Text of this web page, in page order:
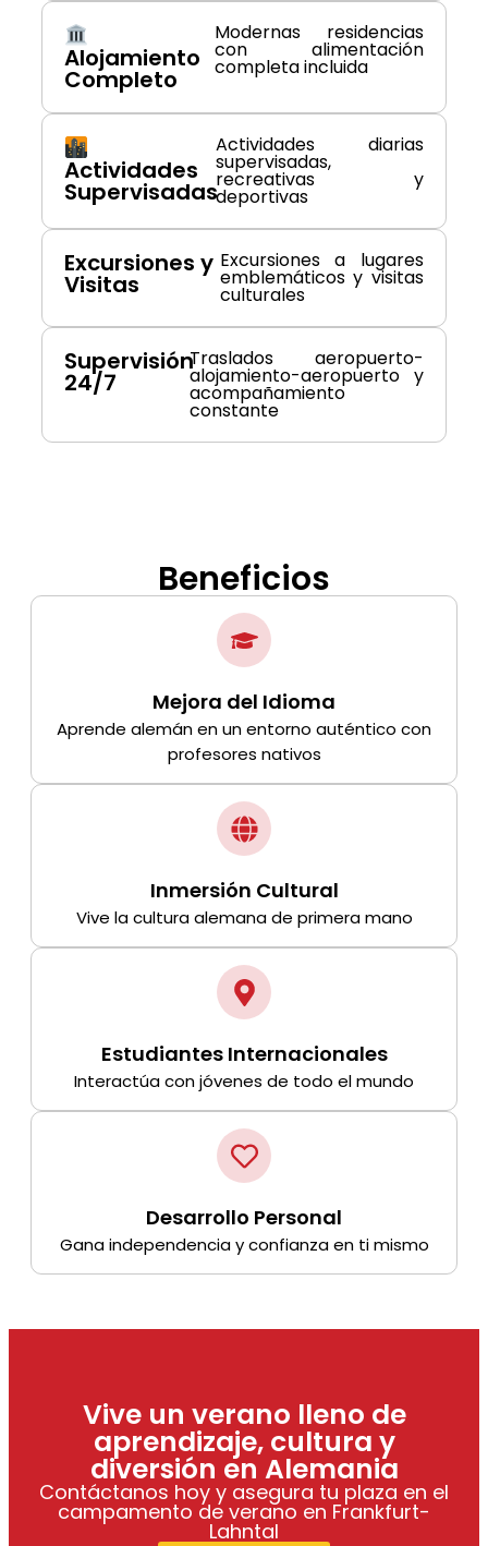
Alojamiento
Completo
Modernas residencias
con alimentación
completa incluida
Actividades
Supervisadas
Actividades diarias
supervisadas,
recreativas y
deportivas
Excursiones y
Visitas
Excursiones a lugares
emblemáticos y visitas
culturales
Supervisión
24/7
Traslados aeropuerto-
alojamiento-aeropuerto y
acompañamiento
constante
Beneficios
Mejora del Idioma
Aprende alemán en un entorno auténtico con
profesores nativos
Inmersión Cultural
Vive la cultura alemana de primera mano
Estudiantes Internacionales
Interactúa con jóvenes de todo el mundo
Desarrollo Personal
Gana independencia y confianza en ti mismo
Vive un verano lleno de
aprendizaje, cultura y
diversión en Alemania
Contáctanos hoy y asegura tu plaza en el
campamento de verano en Frankfurt-
Lahntal